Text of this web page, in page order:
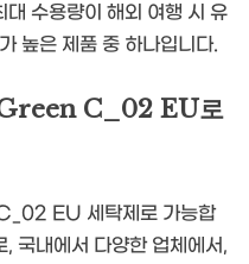
수용량이 해외 여행 시 유
높은 제품 중 하나입니다.
C_02 EU로
EU 세탁제로 가능합
국내에서 다양한 업체에서,